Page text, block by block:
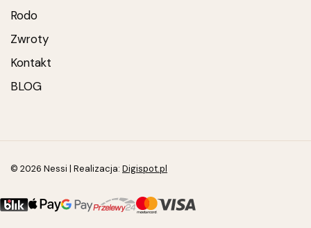
Rodo
Zwroty
Kontakt
BLOG
© 2026 Nessi | Realizacja: Digispot.pl